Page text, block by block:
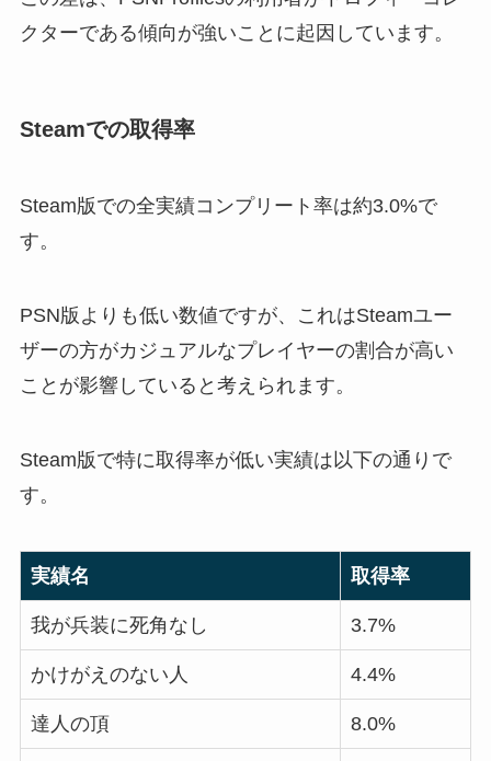
クターである傾向が強いことに起因しています。
Steamでの取得率
Steam版での全実績コンプリート率は約3.0%で
す。
PSN版よりも低い数値ですが、これはSteamユー
ザーの方がカジュアルなプレイヤーの割合が高い
ことが影響していると考えられます。
Steam版で特に取得率が低い実績は以下の通りで
す。
実績名 取得率
我が兵装に死角なし 3.7%
かけがえのない人 4.4%
達人の頂 8.0%